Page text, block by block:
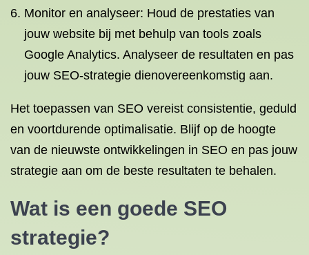
Monitor en analyseer: Houd de prestaties van
jouw website bij met behulp van tools zoals
Google Analytics. Analyseer de resultaten en pas
jouw SEO-strategie dienovereenkomstig aan.
Het toepassen van SEO vereist consistentie, geduld
en voortdurende optimalisatie. Blijf op de hoogte
van de nieuwste ontwikkelingen in SEO en pas jouw
strategie aan om de beste resultaten te behalen.
Wat is een goede SEO
strategie?